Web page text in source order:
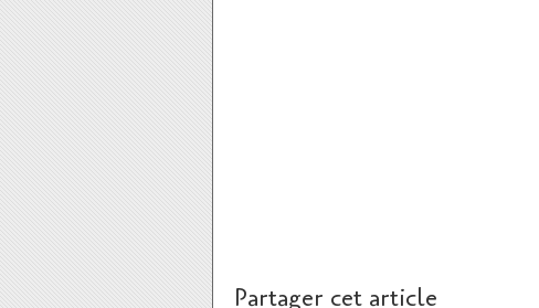
Partager cet article